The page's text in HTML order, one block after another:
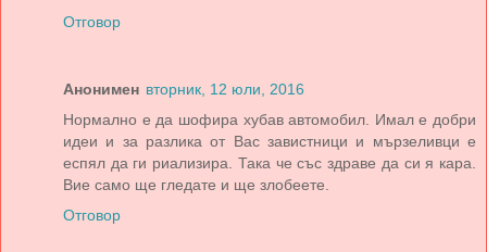
Отговор
Анонимен вторник, 12 юли, 2016
Нормално е да шофира хубав автомобил. Имал е добри
идеи и за разлика от Вас завистници и мързеливци е
еспял да ги риализира. Така че със здраве да си я кара.
Вие само ще гледате и ще злобеете.
Отговор